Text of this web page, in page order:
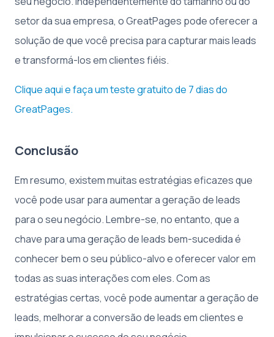
setor da sua empresa, o GreatPages pode oferecer a
solução de que você precisa para capturar mais leads
e transformá-los em clientes fiéis.
Clique aqui e faça um teste gratuito de 7 dias do
GreatPages.
Conclusão
Em resumo, existem muitas estratégias eficazes que
você pode usar para aumentar a geração de leads
para o seu negócio. Lembre-se, no entanto, que a
chave para uma geração de leads bem-sucedida é
conhecer bem o seu público-alvo e oferecer valor em
todas as suas interações com eles. Com as
estratégias certas, você pode aumentar a geração de
leads, melhorar a conversão de leads em clientes e